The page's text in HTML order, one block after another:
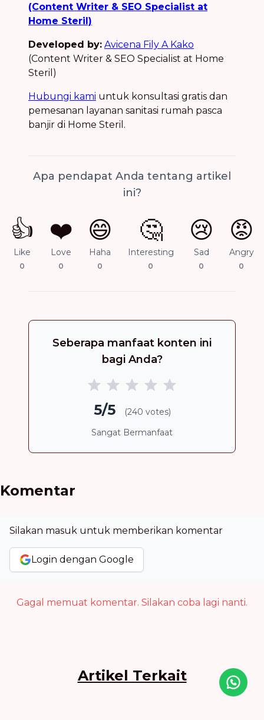
(Content Writer & SEO Specialist at
Home Steril)
Developed by: Avicena Fily A Kako
(Content Writer & SEO Specialist at Home
Steril)
Hubungi kami untuk konsultasi gratis dan
pemesanan layanan sanitasi rumah pasca
banjir di Home Steril.
Apa pendapat Anda tentang artikel
ini?
👍
Like
0
❤️
Love
0
😄
Haha
0
🤔
Interesting
0
😢
Sad
0
😡
Angry
0
Seberapa manfaat konten ini
bagi Anda?
5/5
(240 votes)
Sangat Bermanfaat
Komentar
Silakan masuk untuk memberikan komentar
Login dengan Google
Gagal memuat komentar. Silakan coba lagi nanti.
Artikel Terkait
Icon